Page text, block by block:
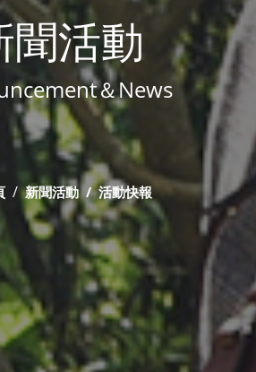
聞活動
＆News
新聞活動 活動快報